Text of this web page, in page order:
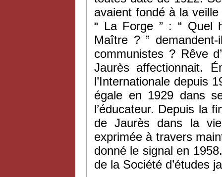
avaient fondé à la
“ La Forge ” : “ Quel
Maître ? ”
communistes ? Rêve
Jaurès affectionnait.
l’Internationale depuis
égale en 1929 dans
l’éducateur. Depuis la
de Jaurès dans la
exprimée à travers
donné le signal en
de la Société d’études